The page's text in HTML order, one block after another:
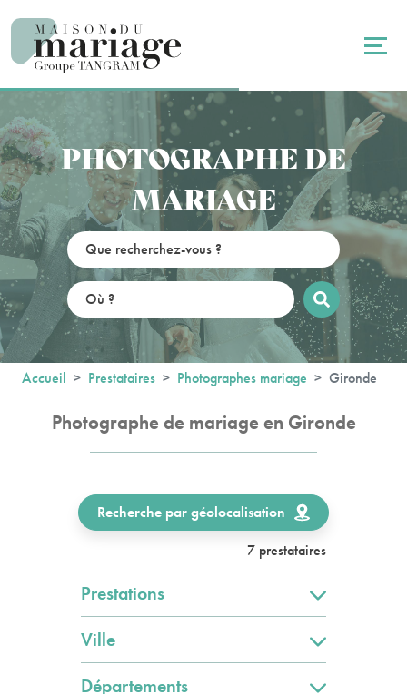
PHOTOGRAPHE DE
MARIAGE
Accueil Prestataires Photographes mariage Gironde
Photographe de mariage en Gironde
Recherche par géolocalisation
7 prestataires
Prestations
Ville
Départements